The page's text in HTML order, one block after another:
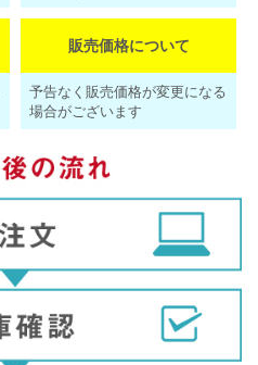
販売価格について
予告なく販売価格が変更になる
場合がございます